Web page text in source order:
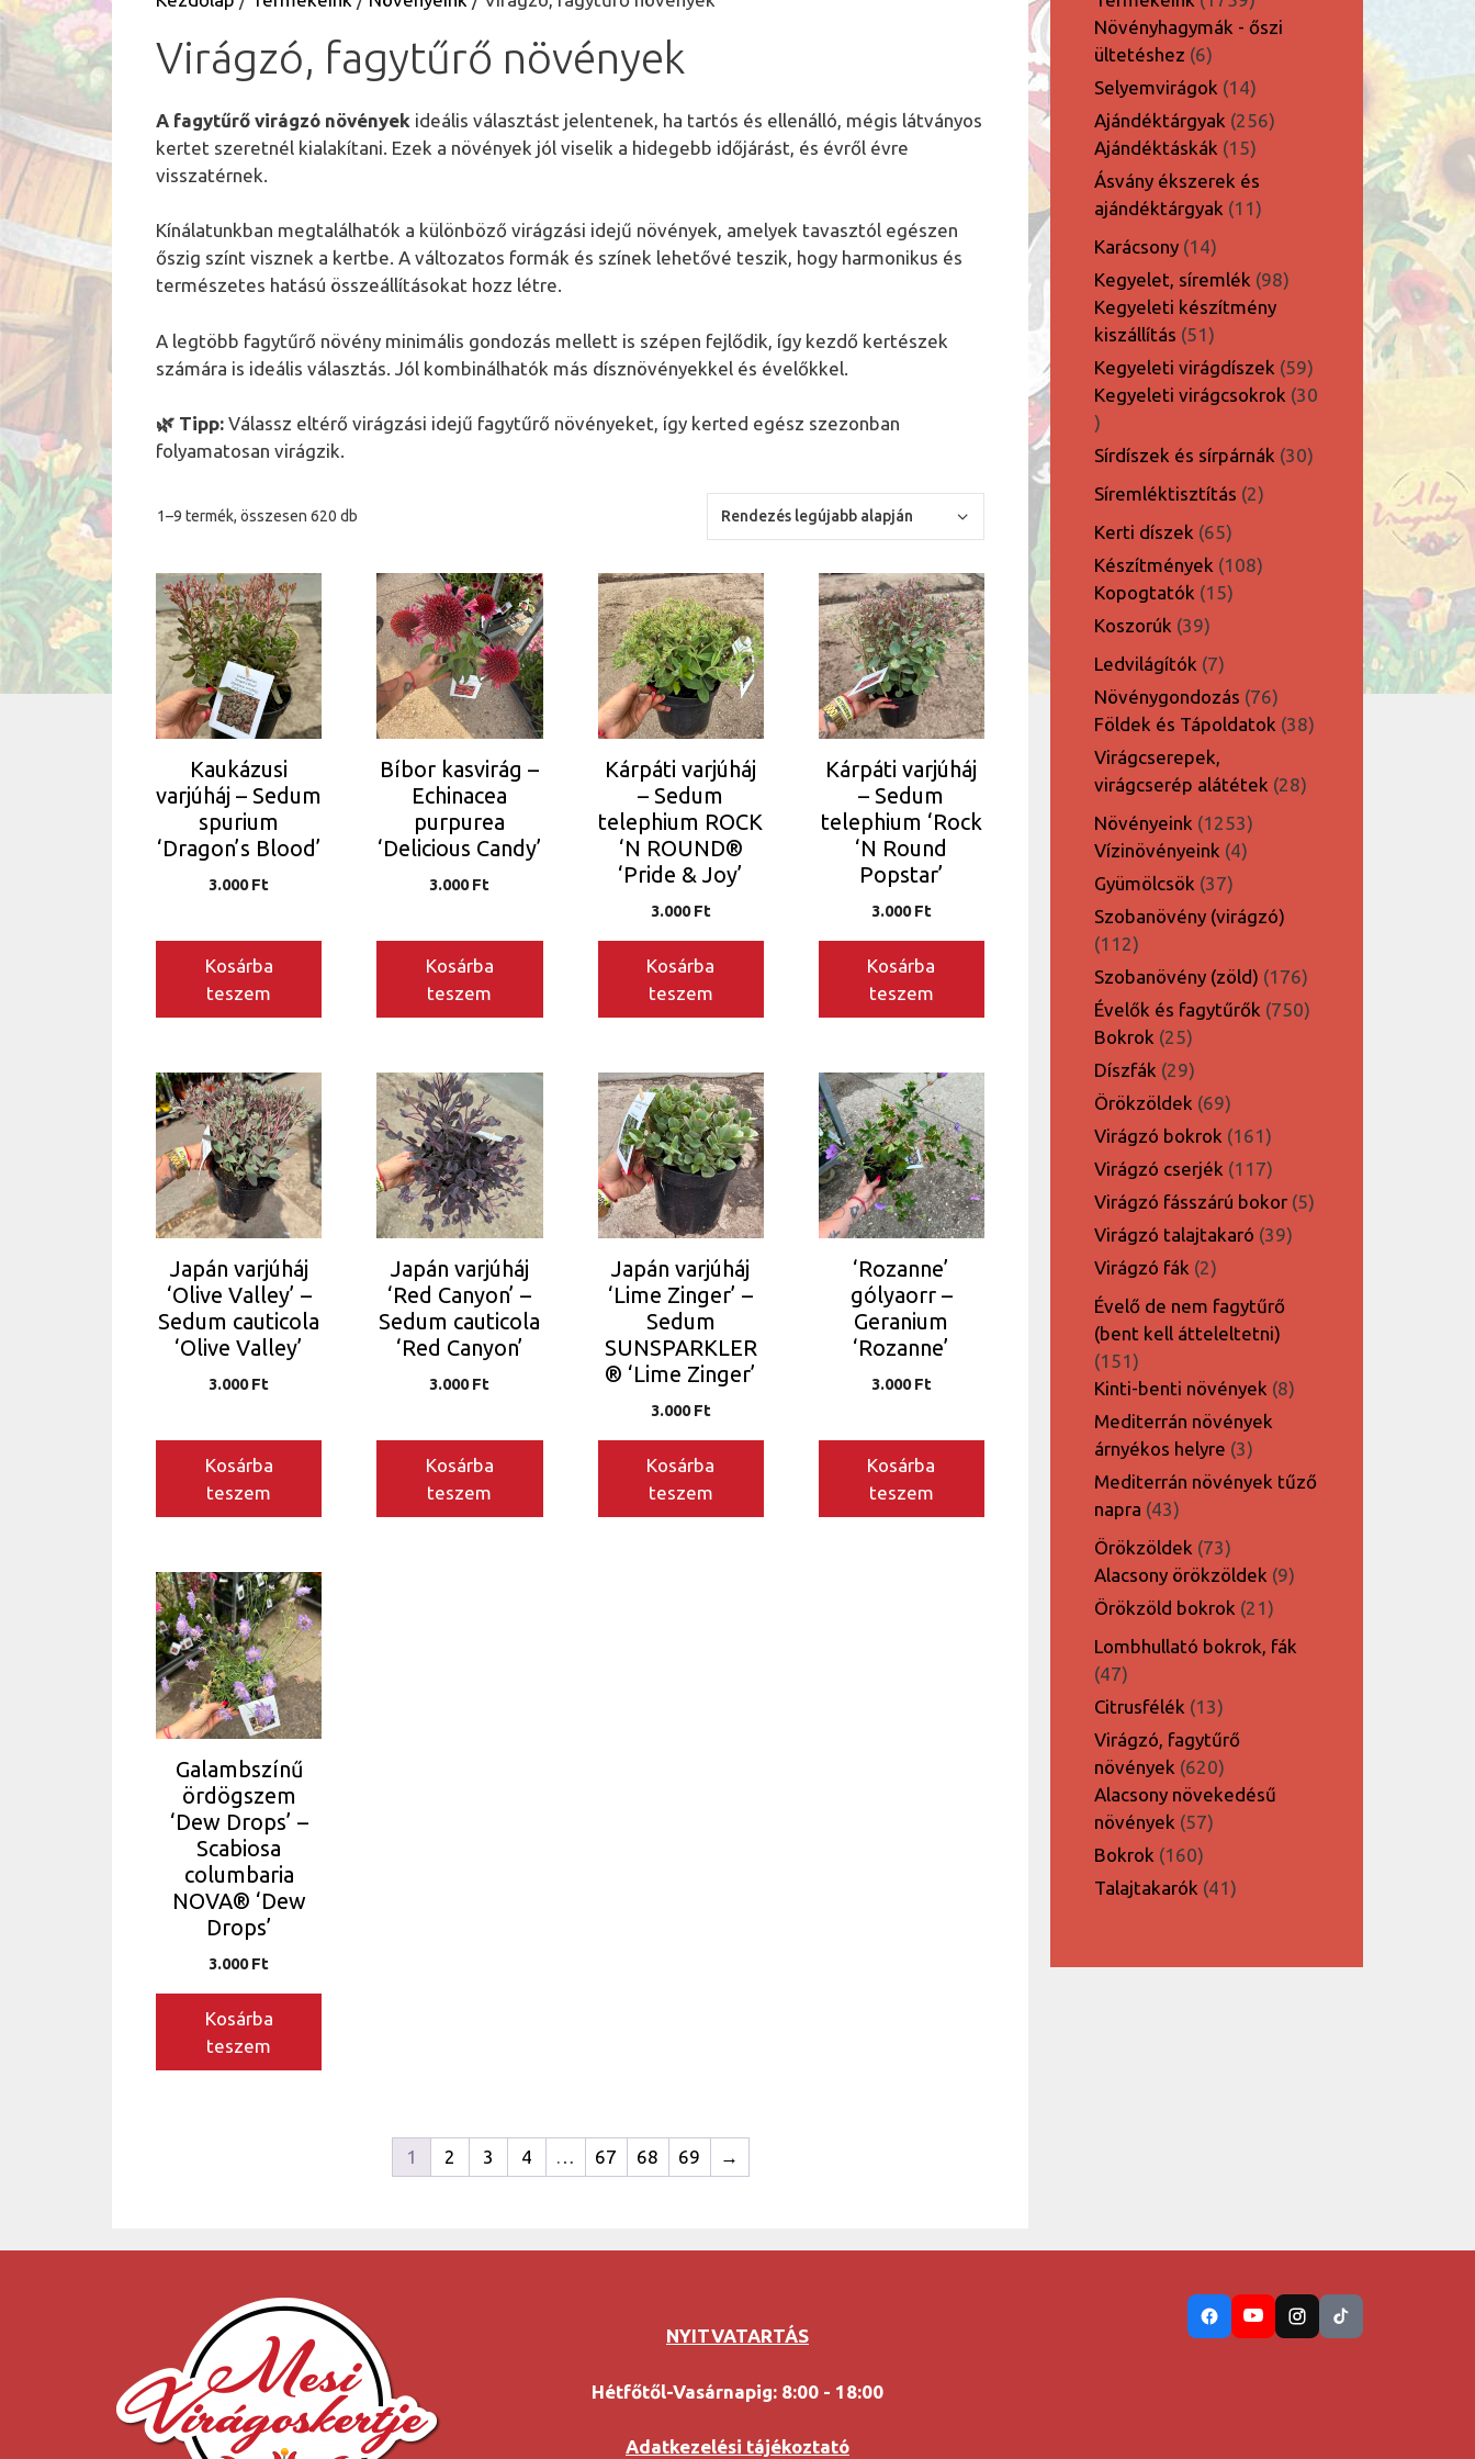
Virágzó, fagytűrő növények
A fagytűrő virágzó növények ideális választást jelentenek, ha tartós és ellenálló, mégis látványos
kertet szeretnél kialakítani. Ezek a növények jól viselik a hidegebb időjárást, és évről évre
visszatérnek.
Kínálatunkban megtalálhatók a különböző virágzási idejű növények, amelyek tavasztól egészen
őszig színt visznek a kertbe. A változatos formák és színek lehetővé teszik, hogy harmonikus és
természetes hatású összeállításokat hozz létre.
A legtöbb fagytűrő növény minimális gondozás mellett is szépen fejlődik, így kezdő kertészek
számára is ideális választás. Jól kombinálhatók más dísznövényekkel és évelőkkel.
🌿 Tipp: Válassz eltérő virágzási idejű fagytűrő növényeket, így kerted egész szezonban
folyamatosan virágzik.
1–9 termék, összesen 620 db
Kaukázusi
varjúháj – Sedum
spurium
‘Dragon’s Blood’
3.000Ft
Kosárba
teszem
Bíbor kasvirág –
Echinacea
purpurea
‘Delicious Candy’
3.000Ft
Kosárba
teszem
Kárpáti varjúháj
– Sedum
telephium ROCK
‘N ROUND®
‘Pride & Joy’
3.000Ft
Kosárba
teszem
Kárpáti varjúháj
– Sedum
telephium ‘Rock
‘N Round
Popstar’
3.000Ft
Kosárba
teszem
Japán varjúháj
‘Olive Valley’ –
Sedum cauticola
‘Olive Valley’
3.000Ft
Kosárba
teszem
Japán varjúháj
‘Red Canyon’ –
Sedum cauticola
‘Red Canyon’
3.000Ft
Kosárba
teszem
Japán varjúháj
‘Lime Zinger’ –
Sedum
SUNSPARKLER
® ‘Lime Zinger’
3.000Ft
Kosárba
teszem
‘Rozanne’
gólyaorr –
Geranium
‘Rozanne’
3.000Ft
Kosárba
teszem
Galambszínű
ördögszem
‘Dew Drops’ –
Scabiosa
columbaria
NOVA® ‘Dew
Drops’
3.000Ft
Kosárba
teszem
1 2 3 4 … 67 68 69 →
termék
Növényhagymák - őszi
ültetéshez 66
termék
Selyemvirágok 1414
termék
Ajándéktárgyak 256256
Ajándéktáskák 1515
termék
Ásvány ékszerek és
ajándéktárgyak
1111
Karácsony 1414
termék
Kegyelet, síremlék 9898
Kegyeleti készítmény
kiszállítás 5151
termék
Kegyeleti virágdíszek 5959
termék
Kegyeleti virágcsokrok 30
30
termék
Sírdíszek és sírpárnák 3030
Síremléktisztítás 22
Kerti díszek 6565
termék
Készítmények 108108
Kopogtatók 1515
Koszorúk 3939
termék
Ledvilágítók 77
termék
Növénygondozás 7676
termék
Földek és Tápoldatok 3838
Virágcserepek,
virágcserép alátétek 2828
Növényeink 12531253
termék
Vízinövényeink 44
Gyümölcsök 3737
termék
Szobanövény (virágzó)
112112
termék
Szobanövény (zöld) 176176
termék
Évelők és fagytűrők 750750
Bokrok 2525
termék
Díszfák 2929
termék
Örökzöldek 6969
termék
Virágzó bokrok 161161
termék
Virágzó cserjék 117117
termék
Virágzó fásszárú bokor 55
Virágzó talajtakaró 3939
Virágzó fák 22
termék
Évelő de nem fagytűrő
(bent kell átteleltetni)
151151
termék
Kinti-benti növények 88
Mediterrán növények
árnyékos helyre 33
termék
Mediterrán növények tűző
napra 4343
termék
Örökzöldek 7373
termék
Alacsony örökzöldek 99
Örökzöld bokrok 2121
termék
Lombhullató bokrok, fák
4747
termék
Citrusfélék 1313
termék
Virágzó, fagytűrő
növények 620620
termék
Alacsony növekedésű
növények 5757
Bokrok 160160
termék
Talajtakarók 4141
NYITVATARTÁS
Hétfőtől-Vasárnapig: 8:00 - 18:00
Adatkezelési tájékoztató